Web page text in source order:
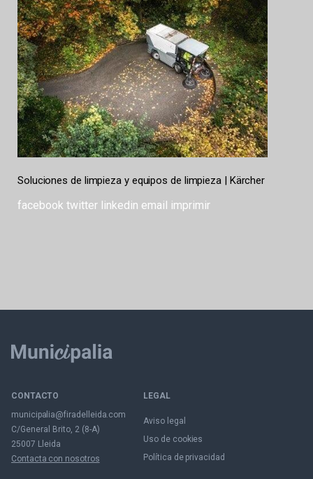
Soluciones de limpieza y equipos de limpieza | Kärcher
facebook twitter linkedin email imprimir
CONTACTO
municipalia@firadelleida.com
C/General Brito, 2 (8-A)
25007 Lleida
Contacta con nosotros
LEGAL
Aviso legal
Uso de cookies
Política de privacidad